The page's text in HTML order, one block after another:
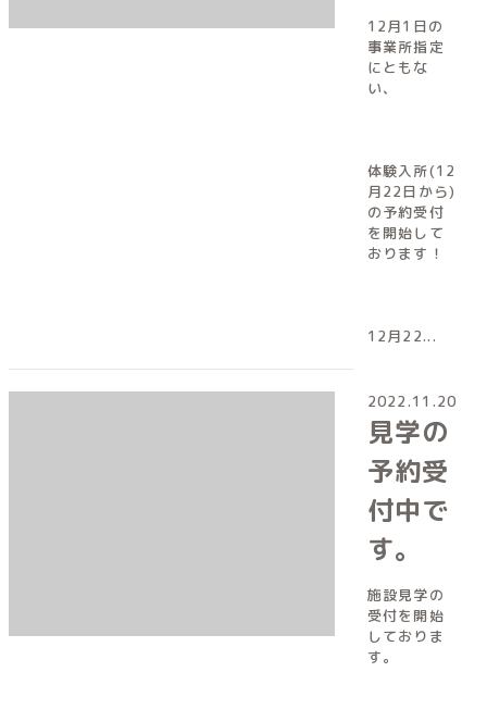
12月1日の
事業所指定
にともな
い、
体験入所(12
月22日から)
の予約受付
を開始して
おります！
12月22...
2022.11.20
見学の
予約受
付中で
す。
施設見学の
受付を開始
しておりま
す。